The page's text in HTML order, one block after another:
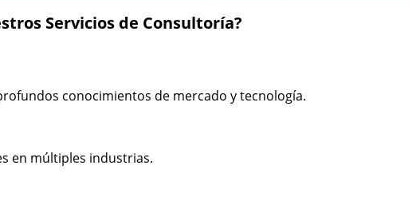
Servicios de Consultoría?
conocimientos de mercado y tecnología.
en múltiples industrias.